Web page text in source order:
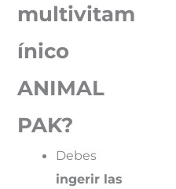
multivitam
ínico
ANIMAL
PAK?
Debes
ingerir las